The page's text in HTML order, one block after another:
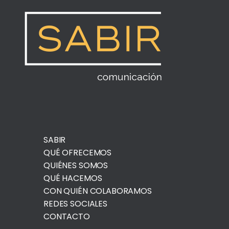
SABIR
QUÉ OFRECEMOS
QUIÉNES SOMOS
QUÉ HACEMOS
CON QUIÉN COLABORAMOS
REDES SOCIALES
CONTACTO